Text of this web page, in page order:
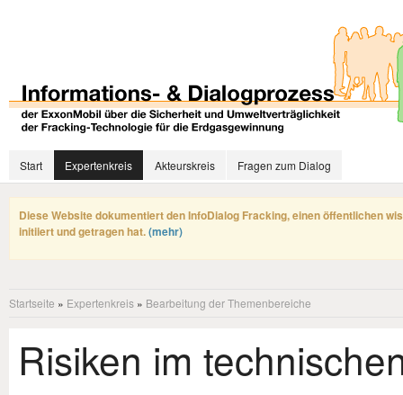
Start Expertenkreis Akteurskreis Fragen zum Dialog
Diese Website dokumentiert den InfoDialog Fracking, einen öffentlichen
initiiert und getragen hat.(mehr)
Startseite » Expertenkreis » Bearbeitung der Themenbereiche
Risiken im